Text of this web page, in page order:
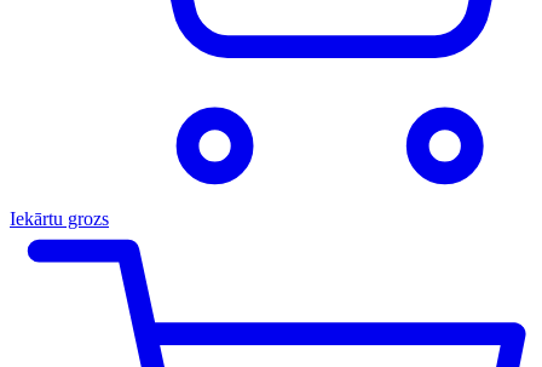
Iekārtu grozs